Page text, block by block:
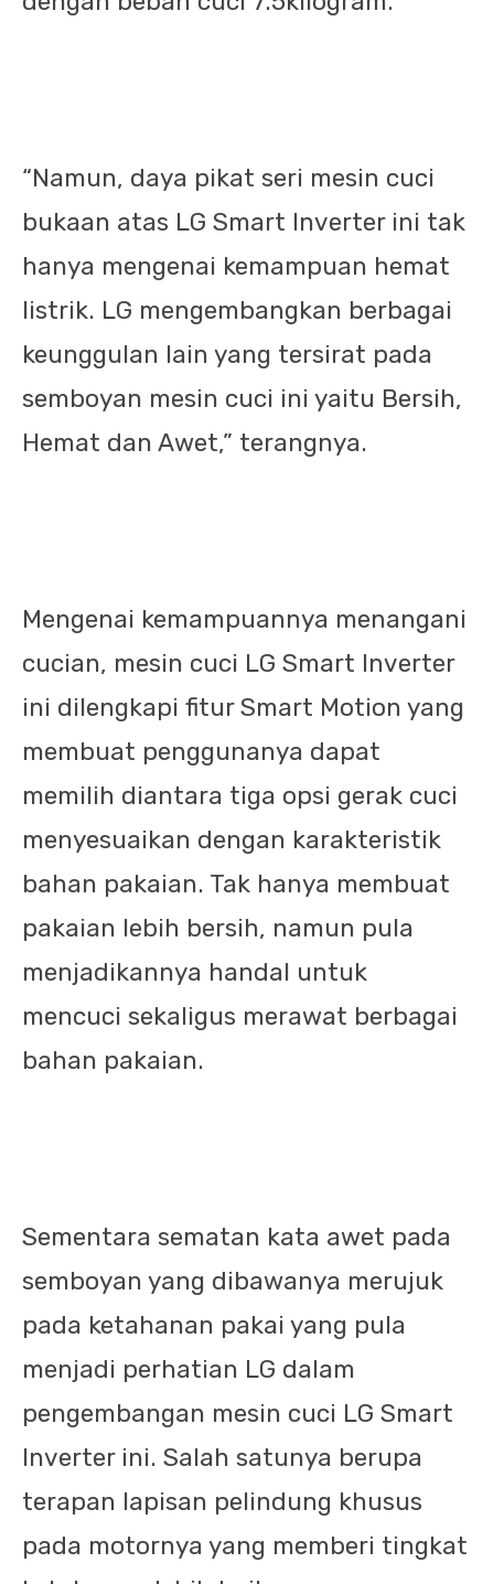
“Namun, daya pikat seri mesin cuci
bukaan atas LG Smart Inverter ini tak
hanya mengenai kemampuan hemat
listrik. LG mengembangkan berbagai
keunggulan lain yang tersirat pada
semboyan mesin cuci ini yaitu Bersih,
Hemat dan Awet,” terangnya.
Mengenai kemampuannya menangani
cucian, mesin cuci LG Smart Inverter
ini dilengkapi fitur Smart Motion yang
membuat penggunanya dapat
memilih diantara tiga opsi gerak cuci
menyesuaikan dengan karakteristik
bahan pakaian. Tak hanya membuat
pakaian lebih bersih, namun pula
menjadikannya handal untuk
mencuci sekaligus merawat berbagai
bahan pakaian.
Sementara sematan kata awet pada
semboyan yang dibawanya merujuk
pada ketahanan pakai yang pula
menjadi perhatian LG dalam
pengembangan mesin cuci LG Smart
Inverter ini. Salah satunya berupa
terapan lapisan pelindung khusus
pada motornya yang memberi tingkat